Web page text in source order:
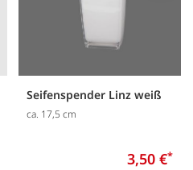
Seifenspender Linz weiß
ca. 17,5 cm
3,50 €*